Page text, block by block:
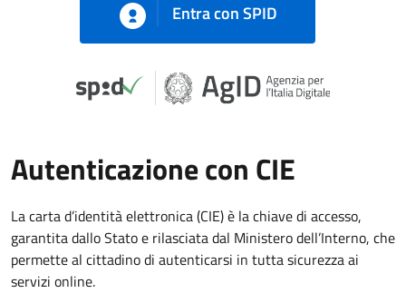
Entra con SPID
Autenticazione con CIE
La carta d’identità elettronica (CIE) è la chiave di accesso,
garantita dallo Stato e rilasciata dal Ministero dell’Interno, che
permette al cittadino di autenticarsi in tutta sicurezza ai
servizi online.